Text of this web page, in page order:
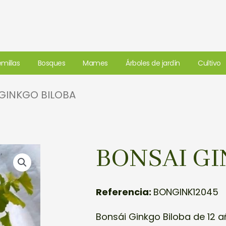
Bosques Mames Árboles de jardín Cultivo
BILOBA
BONSAI
Referencia: BONGINK12045
Bonsái Ginkgo Biloba de 12